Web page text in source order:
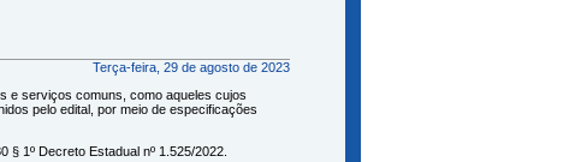
Terça-feira, 29 de agosto de 2023
e serviços comuns, como aqueles cujos
pelo edital, por meio de especificações
§ 1º Decreto Estadual nº 1.525/2022.